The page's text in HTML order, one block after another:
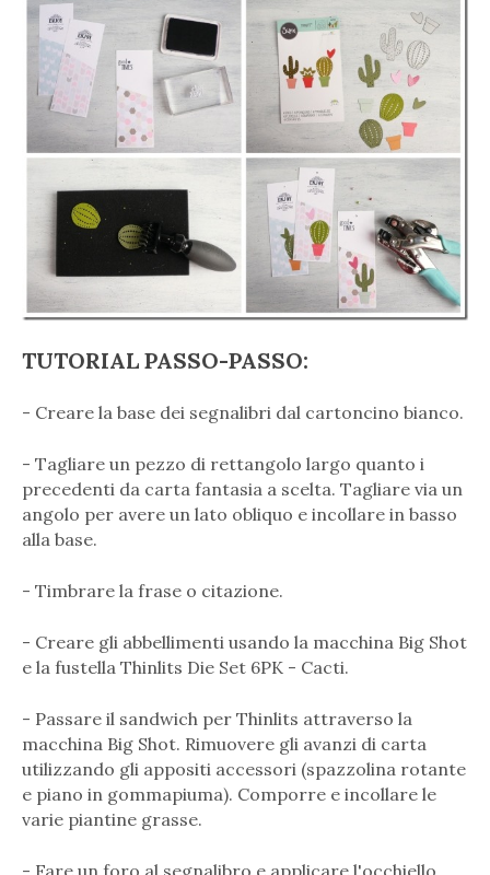
TUTORIAL PASSO-PASSO:
- Creare la base dei segnalibri dal cartoncino bianco.
- Tagliare un pezzo di rettangolo largo quanto i
precedenti da carta fantasia a scelta. Tagliare via un
angolo per avere un lato obliquo e incollare in basso
alla base.
- Timbrare la frase o citazione.
- Creare gli abbellimenti usando la macchina Big Shot
e la fustella Thinlits Die Set 6PK - Cacti.
- Passare il sandwich per Thinlits attraverso la
macchina Big Shot. Rimuovere gli avanzi di carta
utilizzando gli appositi accessori (spazzolina rotante
e piano in gommapiuma). Comporre e incollare le
varie piantine grasse.
- Fare un foro al segnalibro e applicare l'occhiello.